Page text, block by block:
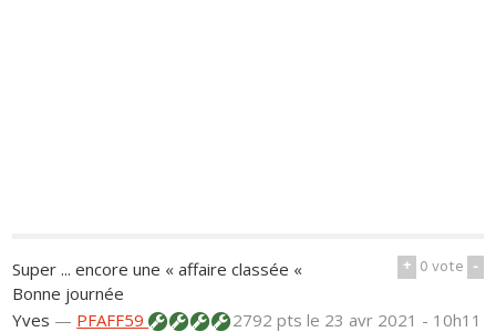
+ 0vote -
Super ... encore une « affaire classée «
Bonne journée
Yves — PFAFF59 2792 ptsle 23 avr 2021 - 10h11